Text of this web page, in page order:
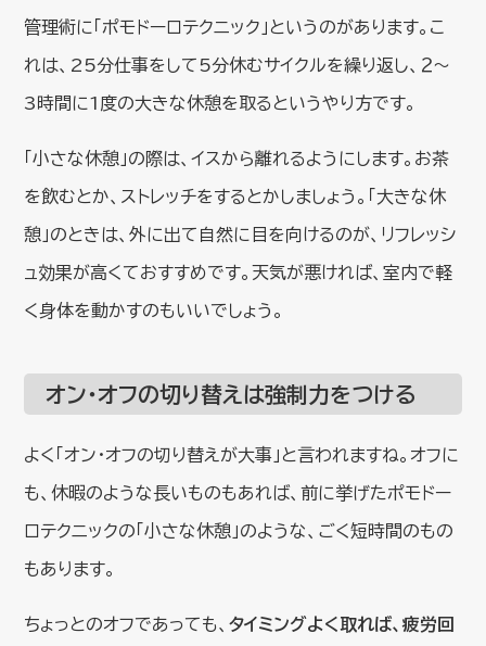
管理術に「ポモドーロテクニック」というのがあります。こ
れは、25分仕事をして5分休むサイクルを繰り返し、２～
3時間に1度の大きな休憩を取るというやり方です。
「小さな休憩」の際は、イスから離れるようにします。お茶
を飲むとか、ストレッチをするとかしましょう。「大きな休
憩」のときは、外に出て自然に目を向けるのが、リフレッシ
ュ効果が高くておすすめです。天気が悪ければ、室内で軽
く身体を動かすのもいいでしょう。
オン・オフの切り替えは強制力をつける
よく「オン・オフの切り替えが大事」と言われますね。オフに
も、休暇のような長いものもあれば、前に挙げたポモドー
ロテクニックの「小さな休憩」のような、ごく短時間のもの
もあります。
ちょっとのオフであっても、タイミングよく取れば、疲労回